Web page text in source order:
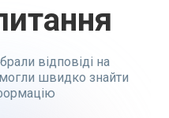
відповіді на
швидко знайти